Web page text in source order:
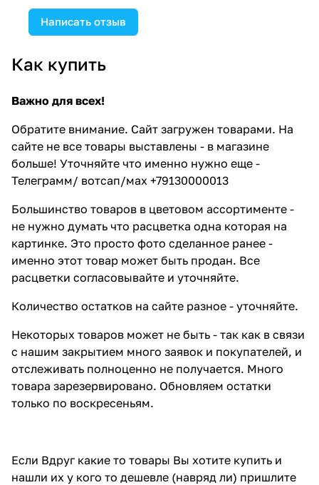
Написать отзыв
Как купить
Важно для всех!
Обратите внимание. Сайт загружен товарами. На
сайте не все товары выставлены - в магазине
больше! Уточняйте что именно нужно еще -
Телеграмм/ вотсап/мах +79130000013
Большинство товаров в цветовом ассортименте -
не нужно думать что расцветка одна которая на
картинке. Это просто фото сделанное ранее -
именно этот товар может быть продан. Все
расцветки согласовывайте и уточняйте.
Количество остатков на сайте разное - уточняйте.
Некоторых товаров может не быть - так как в связи
с нашим закрытием много заявок и покупателей, и
отслеживать полноценно не получается. Много
товара зарезервировано. Обновляем остатки
только по воскресеньям.
Если Вдруг какие то товары Вы хотите купить и
нашли их у кого то дешевле (навряд ли) пришлите